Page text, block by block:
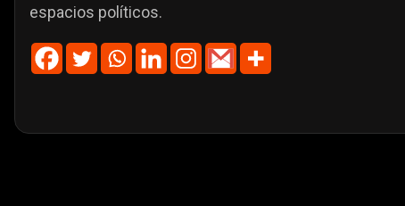
espacios políticos.